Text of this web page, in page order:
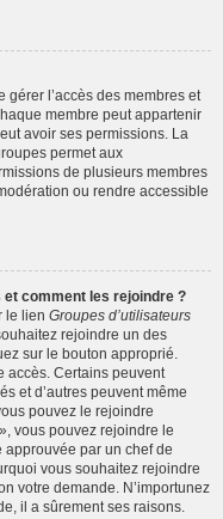
gérer l’accès des membres et
membre peut appartenir
avoir ses permissions. La
permet aux
de plusieurs membres
ou rendre accessible
comment les rejoindre ?
le lien Groupes d’utilisateurs
rejoindre un des
sur le bouton approprié.
accès. Certains peuvent
et d’autres peuvent même
pouvez le rejoindre
vous pouvez rejoindre le
approuvée par un chef de
vous souhaitez rejoindre
votre demande. N’importunez
il a sûrement ses raisons.